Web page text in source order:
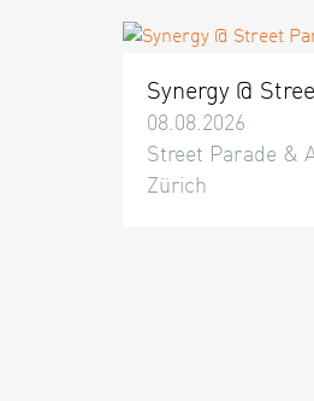
Synergy @
08.08.2026
Street Parade &
Zürich